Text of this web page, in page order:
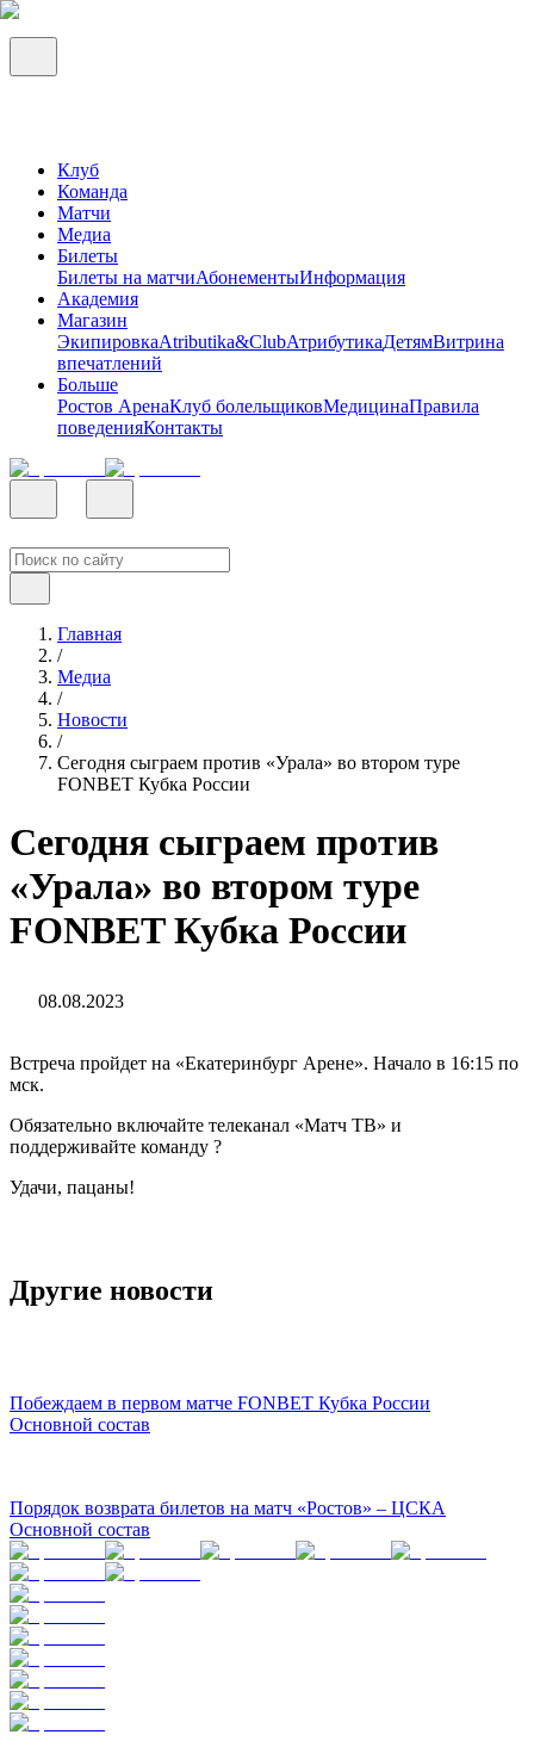
Клуб
Команда
Матчи
Медиа
Билеты
Билеты на матчиАбонементыИнформация
Академия
Магазин
ЭкипировкаAtributika&ClubАтрибутикаДетямВитрина
впечатлений
Больше
Ростов АренаКлуб болельщиковМедицинаПравила
поведенияКонтакты
Главная
/
Медиа
/
Новости
/
Сегодня сыграем против «Урала» во втором туре
FONBET Кубка России
Сегодня сыграем против
«Урала» во втором туре
FONBET Кубка России
08.08.2023
Встреча пройдет на «Екатеринбург Арене». Начало в 16:15 по
мск.
Обязательно включайте телеканал «Матч ТВ» и
поддерживайте команду ?
Удачи, пацаны!
Другие новости
Побеждаем в первом матче FONBET Кубка России
Основной состав
Порядок возврата билетов на матч «Ростов» – ЦСКА
Основной состав